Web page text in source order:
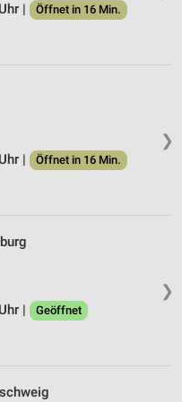
|
Öffnet in 16 Min.
❯
|
Öffnet in 16 Min.
❯
|
Geöffnet